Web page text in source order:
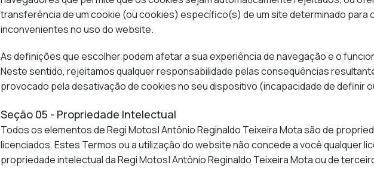
transferência de um cookie (ou cookies) específico(s) de um site determinado
inconvenientes no uso do website.
As definições que escolher podem afetar a sua experiência de navegação e o
Neste sentido, rejeitamos qualquer responsabilidade pelas consequências
provocado pela desativação de cookies no seu dispositivo (incapacidade de definir
Seção 05 - Propriedade Intelectual
Todos os elementos de Regi Motos| Antônio Reginaldo Teixeira Mota são de
licenciados. Estes Termos ou a utilização do website não concede a você qualquer
propriedade intelectual da Regi Motos| Antônio Reginaldo Teixeira Mota ou de